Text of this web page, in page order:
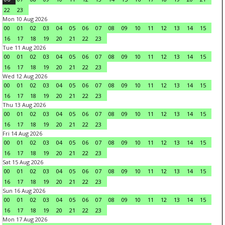
22
23
Mon 10 Aug 2026
00
01 02 03 04 05 06 07 08 09 10 11 12 13 14
15
16
17 18 19 20 21 22
23
Tue 11 Aug 2026
00
01 02 03 04 05 06 07 08 09 10 11 12 13 14
15
16
17 18 19 20 21 22
23
Wed 12 Aug 2026
00
01 02 03 04 05 06 07 08 09 10 11 12 13 14
15
16
17 18 19 20 21 22
23
Thu 13 Aug 2026
00
01 02 03 04 05 06 07 08 09 10 11 12 13 14
15
16
17 18 19 20 21 22
23
Fri 14 Aug 2026
00
01 02 03 04 05 06 07 08 09 10 11 12 13 14
15
16
17 18 19 20 21 22
23
Sat 15 Aug 2026
00
01 02 03 04 05 06 07 08 09 10 11 12 13 14
15
16
17 18 19 20 21 22
23
Sun 16 Aug 2026
00
01 02 03 04 05 06 07 08 09 10 11 12 13 14
15
16
17 18 19 20 21 22
23
Mon 17 Aug 2026